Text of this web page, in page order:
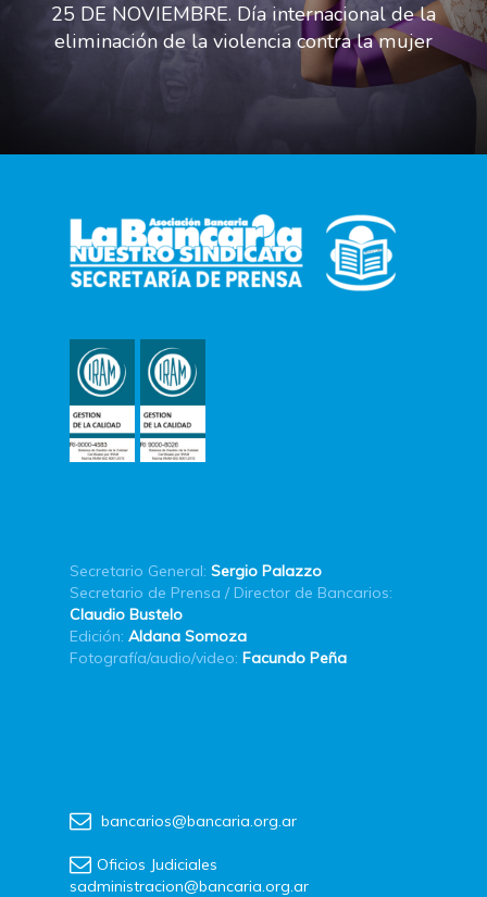
25 DE NOVIEMBRE. Día internacional de la
eliminación de la violencia contra la mujer
Secretario General: Sergio Palazzo
Secretario de Prensa / Director de Bancarios:
Claudio Bustelo
Edición: Aldana Somoza
Fotografía/audio/video: Facundo Peña
bancarios@bancaria.org.ar
Oficios Judiciales
sadministracion@bancaria.org.ar